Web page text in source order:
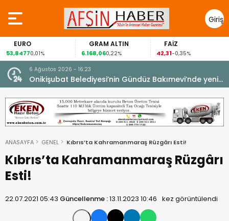
Giriş
Yap
0,01%
GRAM ALTIN
6.168,060,22%
FAİZ
42,31 -0,35%
6 Ağustos 2026 - 16:23
Onikişubat Belediyesi’nin Gündüz Bakımevi’nde yeni
dönemin ön kayıtları başladı.
ANASAYFA GENEL Kıbrıs’ta Kahramanmaraş Rüzgârı Esti!
Kıbrıs’ta Kahramanmaraş Rüzgârı
Esti!
22.07.2021 05:43 Güncellenme :13.11.2023 10:46 kez görüntülendi